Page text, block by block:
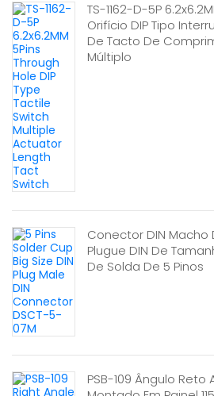
TS-1162-D-5P
Orifício DIP Tipo
De Tacto De
Múltiplo
Conector DIN Macho
Plugue DIN De
De Solda De 5 Pinos
PSB-109 Ângulo